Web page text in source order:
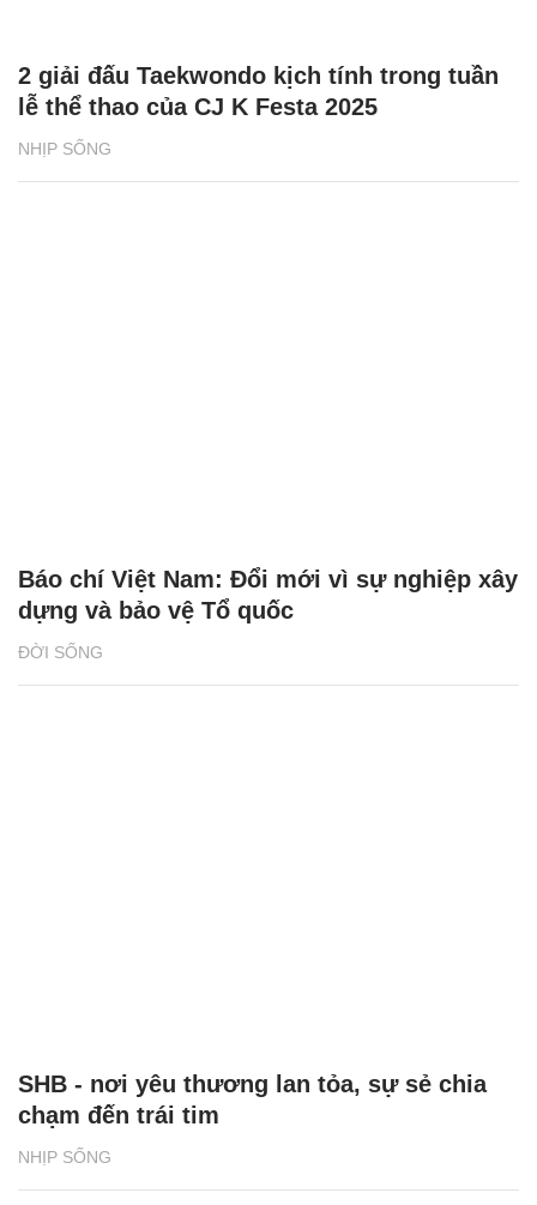
NHỊP SỐNG
2 giải đấu Taekwondo kịch tính trong tuần
lễ thể thao của CJ K Festa 2025
ĐỜI SỐNG
Báo chí Việt Nam: Đổi mới vì sự nghiệp xây
dựng và bảo vệ Tổ quốc
NHỊP SỐNG
SHB - nơi yêu thương lan tỏa, sự sẻ chia
chạm đến trái tim